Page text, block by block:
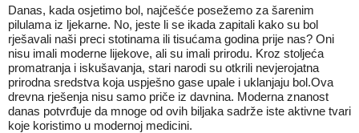
Danas, kada osjetimo bol, najčešće posežemo za šarenim
pilulama iz ljekarne. No, jeste li se ikada zapitali kako su bol
rješavali naši preci stotinama ili tisućama godina prije nas? Oni
nisu imali moderne lijekove, ali su imali prirodu. Kroz stoljeća
promatranja i iskušavanja, stari narodi su otkrili nevjerojatna
prirodna sredstva koja uspješno gase upale i uklanjaju bol.Ova
drevna rješenja nisu samo priče iz davnina. Moderna znanost
danas potvrđuje da mnoge od ovih biljaka sadrže iste aktivne tvari
koje koristimo u modernoj medicini.